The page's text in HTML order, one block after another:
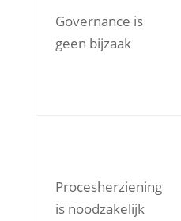
Governance is
geen bijzaak
Procesherziening
is noodzakelijk